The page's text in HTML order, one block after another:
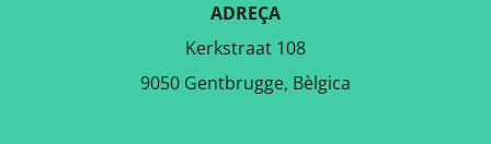
ADREÇA
Kerkstraat 108
9050 Gentbrugge, Bèlgica